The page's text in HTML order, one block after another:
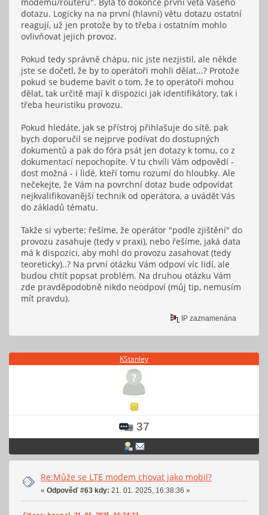
dotazu. Logicky na na první (hlavní) větu dotazu ostatní
reagují, už jen protože by to třeba i ostatním mohlo
ovlivňovat jejich provoz.
Pokud tedy správně chápu, nic jste nezjistil, ale někde
jste se dočetl, že by to operátoři mohli dělat...? Protože
pokud se budeme bavit o tom, že to operátoři mohou
dělat, tak určitě mají k dispozici jak identifikátory, tak i
třeba heuristiku provozu.
Pokud hledáte, jak se přístroj přihlašuje do sítě, pak
bych doporučil se nejprve podívat do dostupných
dokumentů a pak do fóra psát jen dotazy k tomu, co z
dokumentací nepochopíte. V tu chvíli Vám odpovědí -
dost možná - i lidé, kteří tomu rozumí do hloubky. Ale
nečekejte, že Vám na povrchní dotaz bude odpovídat
nejkvalifikovanější technik od operátora, a uvádět Vás
do základů tématu.
Takže si vyberte: řešíme, že operátor "podle zjištění" do
provozu zasahuje (tedy v praxi), nebo řešíme, jaká data
má k dispozici, aby mohl do provozu zasahovat (tedy
teoreticky)..? Na první otázku Vám odpoví víc lidí, ale
budou chtít popsat problém. Na druhou otázku Vám
zde pravděpodobně nikdo neodpoví (můj tip, nemusím
mít pravdu).
IP zaznamenána
KStanley
37
Re:Může se LTE modem chovat jako mobil?
« Odpověď #63 kdy: 21. 01. 2025, 16:38:36 »